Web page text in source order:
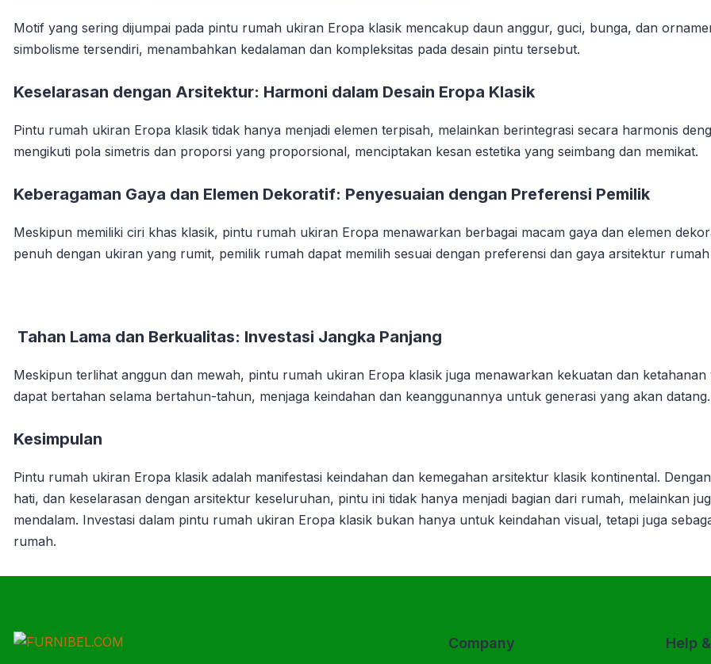
Motif yang sering dijumpai pada pintu rumah ukiran Eropa klasik mencakup daun anggur, guci, bunga, dan
simbolisme tersendiri, menambahkan kedalaman dan kompleksitas pada desain pintu tersebut.
Keselarasan dengan Arsitektur: Harmoni dalam Desain Eropa Klasik
Pintu rumah ukiran Eropa klasik tidak hanya menjadi elemen terpisah, melainkan berintegrasi secara harmonis
mengikuti pola simetris dan proporsi yang proporsional, menciptakan kesan estetika yang seimbang dan memikat.
Keberagaman Gaya dan Elemen Dekoratif: Penyesuaian dengan Preferensi Pemilik
Meskipun memiliki ciri khas klasik, pintu rumah ukiran Eropa menawarkan berbagai macam gaya dan elemen
penuh dengan ukiran yang rumit, pemilik rumah dapat memilih sesuai dengan preferensi dan gaya arsitektur
Tahan Lama dan Berkualitas: Investasi Jangka Panjang
Meskipun terlihat anggun dan mewah, pintu rumah ukiran Eropa klasik juga menawarkan kekuatan dan
dapat bertahan selama bertahun-tahun, menjaga keindahan dan keanggunannya untuk generasi yang akan datang.
Kesimpulan
Pintu rumah ukiran Eropa klasik adalah manifestasi keindahan dan kemegahan arsitektur klasik kontinental.
hati, dan keselarasan dengan arsitektur keseluruhan, pintu ini tidak hanya menjadi bagian dari rumah, melainkan
mendalam. Investasi dalam pintu rumah ukiran Eropa klasik bukan hanya untuk keindahan visual, tetapi juga
rumah.
Company Help